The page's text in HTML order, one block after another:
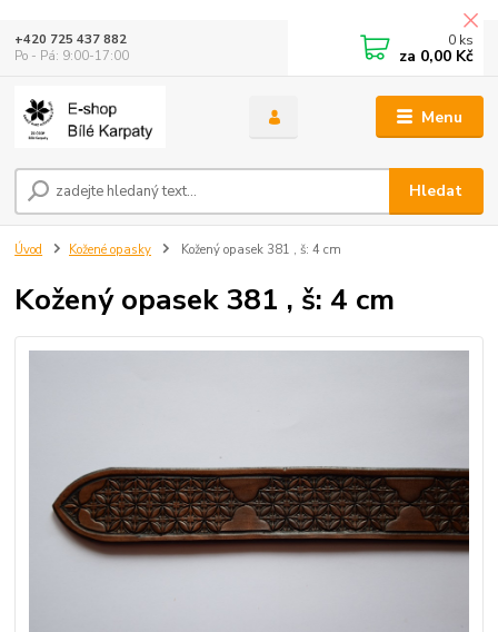
Menu
Hledat
+420 725 437 882
Po - Pá: 9:00-17:00
0 ks
za 0,00 Kč
Úvod Kožené opasky Kožený opasek 381 , š: 4 cm
Kožený opasek 381 , š: 4 cm